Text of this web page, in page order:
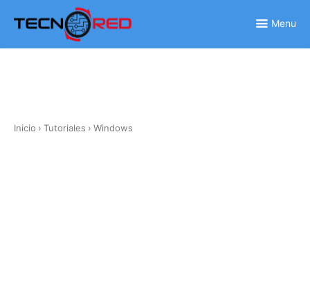
content
Menu
Inicio › Tutoriales › Windows